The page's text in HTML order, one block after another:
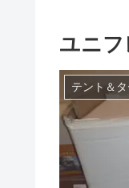
ユニ
テント＆